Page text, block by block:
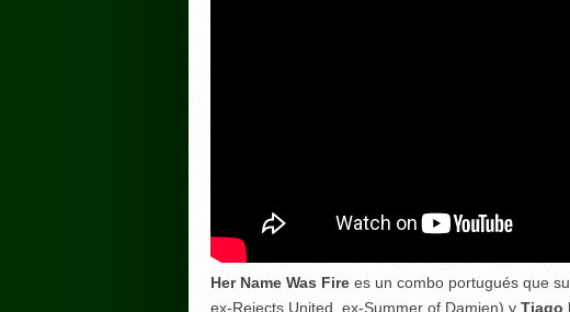
Her Name Was Firees un combo portugués que
ex-Rejects United, ex-Summer of Damien) y Tiago